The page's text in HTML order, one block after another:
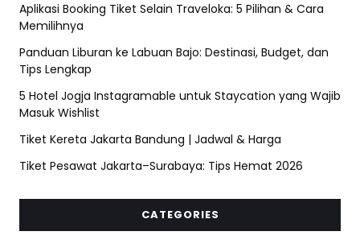
Aplikasi Booking Tiket Selain Traveloka: 5 Pilihan & Cara
Memilihnya
Panduan Liburan ke Labuan Bajo: Destinasi, Budget, dan
Tips Lengkap
5 Hotel Jogja Instagramable untuk Staycation yang Wajib
Masuk Wishlist
Tiket Kereta Jakarta Bandung | Jadwal & Harga
Tiket Pesawat Jakarta–Surabaya: Tips Hemat 2026
CATEGORIES